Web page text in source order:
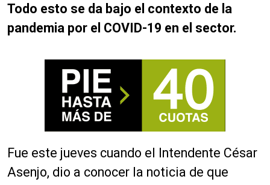
Todo esto se da bajo el contexto de la
pandemia por el COVID-19 en el sector.
Fue este jueves cuando el Intendente César
Asenjo, dio a conocer la noticia de que